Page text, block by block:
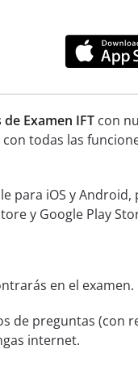
Examen IFTcon
con todas las
para iOS y
y Google Play
en el examen.
de preguntas (con
internet.